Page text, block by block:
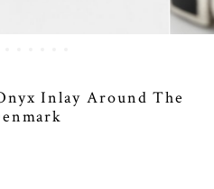
Inlay Around The